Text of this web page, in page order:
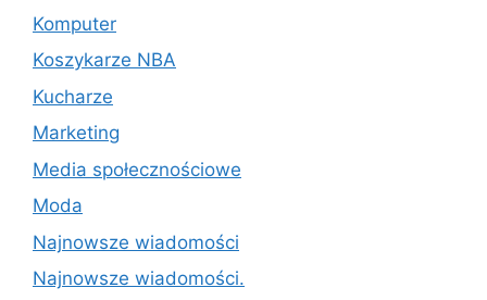
Komputer
Koszykarze NBA
Kucharze
Marketing
Media społecznościowe
Moda
Najnowsze wiadomości
Najnowsze wiadomości.